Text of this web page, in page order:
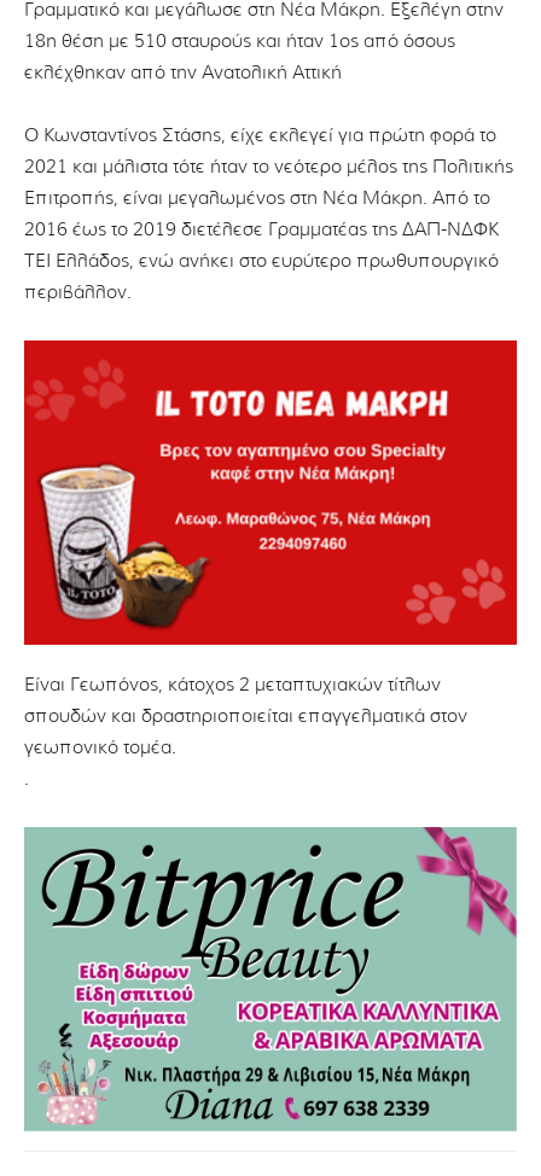
Γραμματικό και μεγάλωσε στη Νέα Μάκρη. Εξελέγη στην
18η θέση με 510 σταυρούς και ήταν 1ος από όσους
εκλέχθηκαν από την Ανατολική Αττική
Ο Κωνσταντίνος Στάσης, είχε εκλεγεί για πρώτη φορά το
2021 και μάλιστα τότε ήταν το νεότερο μέλος της Πολιτικής
Επιτροπής, είναι μεγαλωμένος στη Νέα Μάκρη. Από το
2016 έως το 2019 διετέλεσε Γραμματέας της ΔΑΠ-ΝΔΦΚ
ΤΕΙ Ελλάδος, ενώ ανήκει στο ευρύτερο πρωθυπουργικό
περιβάλλον.
Είναι Γεωπόνος, κάτοχος 2 μεταπτυχιακών τίτλων
σπουδών και δραστηριοποιείται επαγγελματικά στον
γεωπονικό τομέα.
.